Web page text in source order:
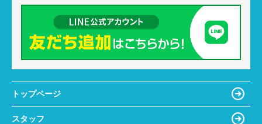
トップページ
スタッフ